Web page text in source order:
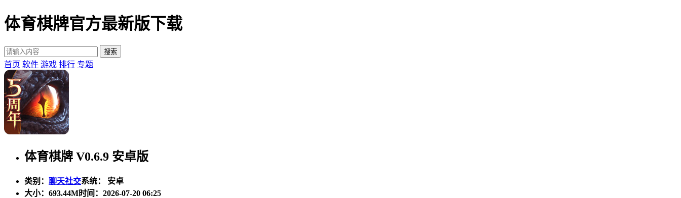
体育棋牌官方最新版下载
首页 软件 游戏 排行 专题
体育棋牌 V0.6.9 安卓版
类别： 聊天社交系统： 安卓
大小： 693.44M时间：2026-07-20 06:25